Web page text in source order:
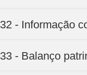
32 - Informação
33 - Balanço